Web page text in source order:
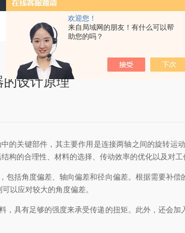
欢迎您！
来自局域网的朋友！有什么可以帮
助您的吗？
当前位置：
的设计原理
关键部件，其主要作用是连接两轴之间的旋转运
构的合理性、材料的选择、传动效率的优化以及对工
括角度偏差、轴向偏差和径向偏差。根据需要补偿
以应对较大的角度偏差。
具有足够的强度来承受传递的扭矩。此外，还会加